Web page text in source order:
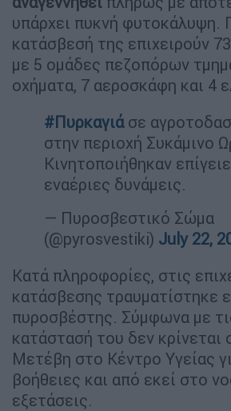
υπάρχει πυκνή φυτοκάλυψη.
κατάσβεσή της επιχειρούν
με 5 ομάδες πεζοπόρων
οχήματα, 7 αεροσκάφη και 4
#Πυρκαγιάσε
στην περιοχή Συκάμινο
Κινητοποιήθηκαν
εναέριες δυνάμεις.
— Πυροσβεστικό Σώμα
(@pyrosvestiki) July 22,
Κατά πληροφορίες, στις
κατάσβεσης τραυματίστηκε
πυροσβέστης. Σύμφωνα με
κατάστασή του δεν κρίνεται
Μετέβη στο Κέντρο Υγείας
βοήθειες και από εκεί στο
εξετάσεις.